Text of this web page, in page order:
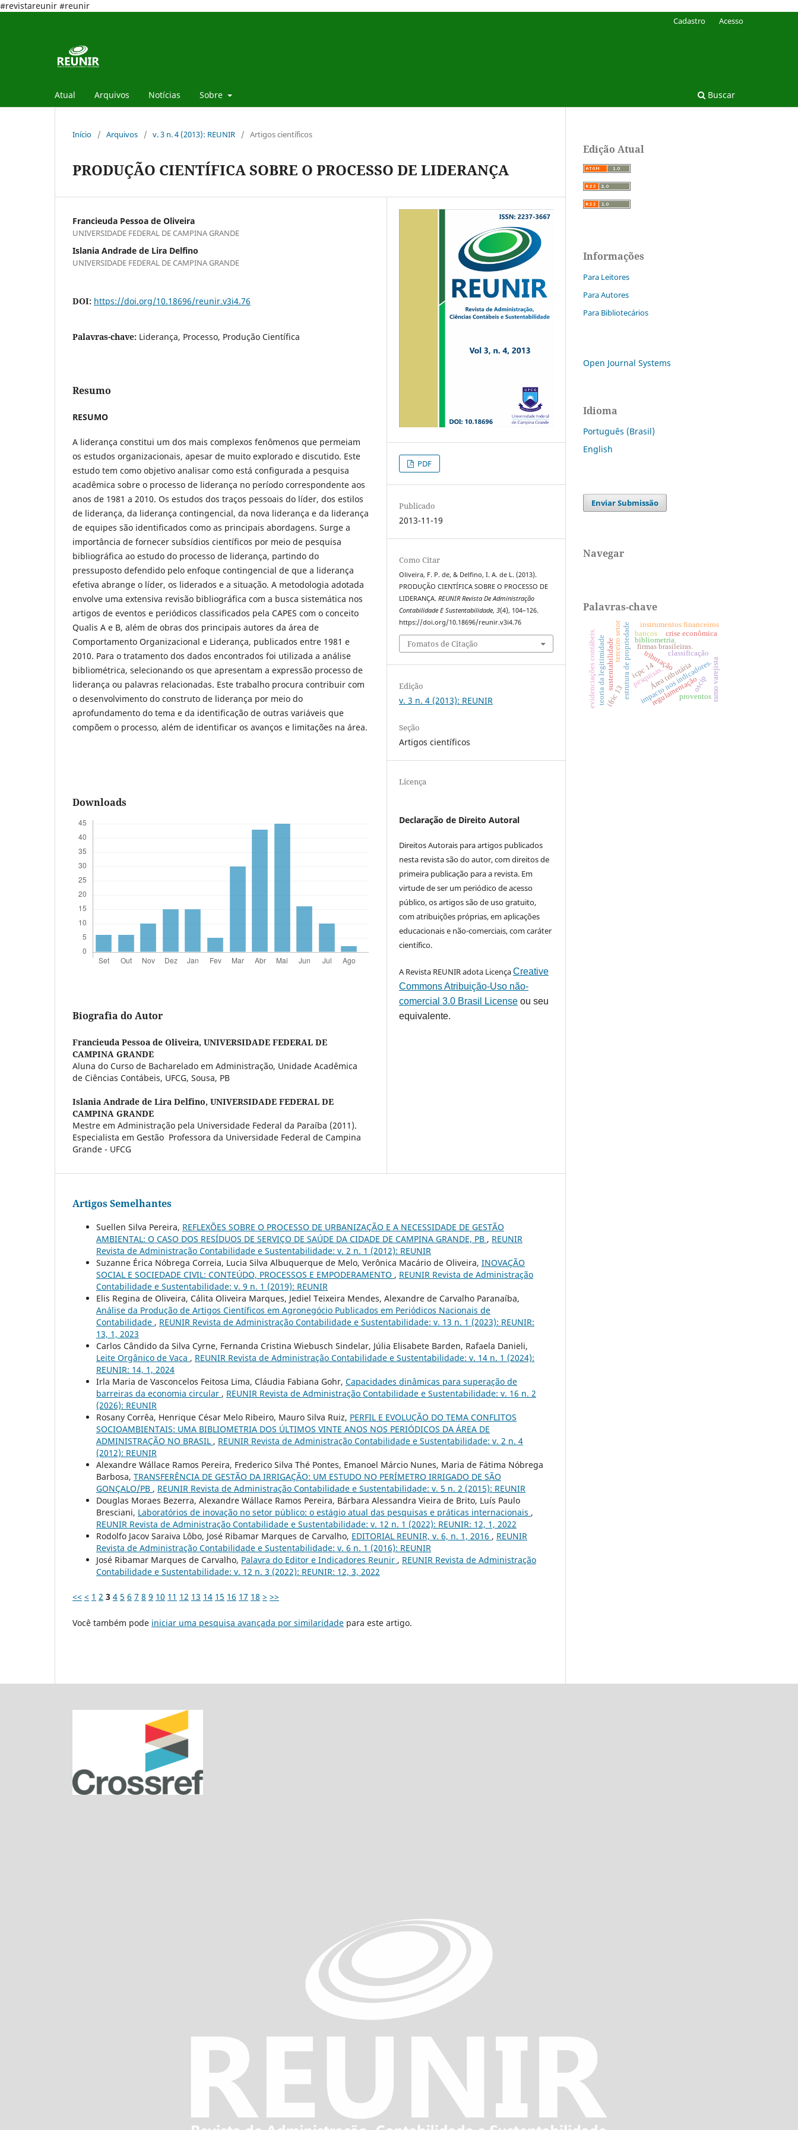
#revistareunir #reunir
Atual Arquivos Notícias Sobre Buscar
Cadastro Acesso
Início / Arquivos / v. 3 n. 4 (2013): REUNIR / Artigos científicos
PRODUÇÃO CIENTÍFICA SOBRE O PROCESSO DE LIDERANÇA
Francieuda Pessoa de Oliveira
UNIVERSIDADE FEDERAL DE CAMPINA GRANDE
Islania Andrade de Lira Delfino
UNIVERSIDADE FEDERAL DE CAMPINA GRANDE
DOI: https://doi.org/10.18696/reunir.v3i4.76
Palavras-chave: Liderança, Processo, Produção Científica
Resumo
RESUMO
A liderança constitui um dos mais complexos fenômenos que permeiam
os estudos organizacionais, apesar de muito explorado e discutido. Este
estudo tem como objetivo analisar como está configurada a pesquisa
acadêmica sobre o processo de liderança no período correspondente aos
anos de 1981 a 2010. Os estudos dos traços pessoais do líder, dos estilos
de liderança, da liderança contingencial, da nova liderança e da liderança
de equipes são identificados como as principais abordagens. Surge a
importância de fornecer subsídios científicos por meio de pesquisa
bibliográfica ao estudo do processo de liderança, partindo do
pressuposto defendido pelo enfoque contingencial de que a liderança
efetiva abrange o líder, os liderados e a situação. A metodologia adotada
envolve uma extensiva revisão bibliográfica com a busca sistemática nos
artigos de eventos e periódicos classificados pela CAPES com o conceito
Qualis A e B, além de obras dos principais autores da área de
Comportamento Organizacional e Liderança, publicados entre 1981 e
2010. Para o tratamento dos dados encontrados foi utilizada a análise
bibliométrica, selecionando os que apresentam a expressão processo de
liderança ou palavras relacionadas. Este trabalho procura contribuir com
o desenvolvimento do construto de liderança por meio do
aprofundamento do tema e da identificação de outras variáveis que
compõem o processo, além de identificar os avanços e limitações na área.
Downloads
Biografia do Autor
Francieuda Pessoa de Oliveira, UNIVERSIDADE FEDERAL DE
CAMPINA GRANDE
Aluna do Curso de Bacharelado em Administração, Unidade Acadêmica
de Ciências Contábeis, UFCG, Sousa, PB
Islania Andrade de Lira Delfino, UNIVERSIDADE FEDERAL DE
CAMPINA GRANDE
Mestre em Administração pela Universidade Federal da Paraíba (2011).
Especialista em Gestão Professora da Universidade Federal de Campina
Grande - UFCG
PDF
Publicado
2013-11-19
Como Citar
Oliveira, F. P. de, & Delfino, I. A. de L. (2013).
PRODUÇÃO CIENTÍFICA SOBRE O PROCESSO DE
LIDERANÇA.REUNIR Revista De Administração
Contabilidade E Sustentabilidade,3(4), 104–126.
https://doi.org/10.18696/reunir.v3i4.76
Fomatos de Citação
Edição
v. 3 n. 4 (2013): REUNIR
Seção
Artigos científicos
Licença
Declaração de Direito Autoral
Direitos Autorais para artigos publicados
nesta revista são do autor, com direitos de
primeira publicação para a revista. Em
virtude de ser um periódico de acesso
público, os artigos são de uso gratuito,
com atribuições próprias, em aplicações
educacionais e não-comerciais, com caráter
científico.
A Revista REUNIR adota LicençaCreative
Commons Atribuição-Uso não-
comercial 3.0 Brasil License ou seu
equivalente.
Artigos Semelhantes
Suellen Silva Pereira, REFLEXÕES SOBRE O PROCESSO DE URBANIZAÇÃO E A NECESSIDADE DE GESTÃO
AMBIENTAL: O CASO DOS RESÍDUOS DE SERVIÇO DE SAÚDE DA CIDADE DE CAMPINA GRANDE, PB , REUNIR
Revista de Administração Contabilidade e Sustentabilidade: v. 2 n. 1 (2012): REUNIR
Suzanne Érica Nóbrega Correia, Lucia Silva Albuquerque de Melo, Verônica Macário de Oliveira, INOVAÇÃO
SOCIAL E SOCIEDADE CIVIL: CONTEÚDO, PROCESSOS E EMPODERAMENTO , REUNIR Revista de Administração
Contabilidade e Sustentabilidade: v. 9 n. 1 (2019): REUNIR
Elis Regina de Oliveira, Cálita Oliveira Marques, Jediel Teixeira Mendes, Alexandre de Carvalho Paranaíba,
Análise da Produção de Artigos Científicos em Agronegócio Publicados em Periódicos Nacionais de
Contabilidade , REUNIR Revista de Administração Contabilidade e Sustentabilidade: v. 13 n. 1 (2023): REUNIR:
13, 1, 2023
Carlos Cândido da Silva Cyrne, Fernanda Cristina Wiebusch Sindelar, Júlia Elisabete Barden, Rafaela Danieli,
Leite Orgânico de Vaca , REUNIR Revista de Administração Contabilidade e Sustentabilidade: v. 14 n. 1 (2024):
REUNIR: 14, 1, 2024
Irla Maria de Vasconcelos Feitosa Lima, Cláudia Fabiana Gohr, Capacidades dinâmicas para superação de
barreiras da economia circular , REUNIR Revista de Administração Contabilidade e Sustentabilidade: v. 16 n. 2
(2026): REUNIR
Rosany Corrêa, Henrique César Melo Ribeiro, Mauro Silva Ruiz, PERFIL E EVOLUÇÃO DO TEMA CONFLITOS
SOCIOAMBIENTAIS: UMA BIBLIOMETRIA DOS ÚLTIMOS VINTE ANOS NOS PERIÓDICOS DA ÁREA DE
ADMINISTRAÇÃO NO BRASIL , REUNIR Revista de Administração Contabilidade e Sustentabilidade: v. 2 n. 4
(2012): REUNIR
Alexandre Wállace Ramos Pereira, Frederico Silva Thé Pontes, Emanoel Márcio Nunes, Maria de Fátima Nóbrega
Barbosa, TRANSFERÊNCIA DE GESTÃO DA IRRIGAÇÃO: UM ESTUDO NO PERÍMETRO IRRIGADO DE SÃO
GONÇALO/PB , REUNIR Revista de Administração Contabilidade e Sustentabilidade: v. 5 n. 2 (2015): REUNIR
Douglas Moraes Bezerra, Alexandre Wállace Ramos Pereira, Bárbara Alessandra Vieira de Brito, Luís Paulo
Bresciani, Laboratórios de inovação no setor público: o estágio atual das pesquisas e práticas internacionais ,
REUNIR Revista de Administração Contabilidade e Sustentabilidade: v. 12 n. 1 (2022): REUNIR: 12, 1, 2022
Rodolfo Jacov Saraiva Lôbo, José Ribamar Marques de Carvalho, EDITORIAL REUNIR, v. 6, n. 1, 2016 , REUNIR
Revista de Administração Contabilidade e Sustentabilidade: v. 6 n. 1 (2016): REUNIR
José Ribamar Marques de Carvalho, Palavra do Editor e Indicadores Reunir , REUNIR Revista de Administração
Contabilidade e Sustentabilidade: v. 12 n. 3 (2022): REUNIR: 12, 3, 2022
<< < 1 2 3 4 5 6 7 8 9 10 11 12 13 14 15 16 17 18 > >>
Você também pode iniciar uma pesquisa avançada por similaridade para este artigo.
Edição Atual
Informações
Para Leitores
Para Autores
Para Bibliotecários
Open Journal Systems
Idioma
Português (Brasil)
English
Enviar Submissão
Navegar
Palavras-chave
classificação
Área tributária
tributação
estrutura de propriedade firmas brasileiras.
bibliometria.
bancos crise econômica
impacto nos indicadores.
regulamentação
instrumentos financeiros
pesquisas.
terceiro setor
oscip
sustentabilidade ramo varejista
teoria da legitimidade
evidenciações contábeis. ifric 13
icpc 14
proventos